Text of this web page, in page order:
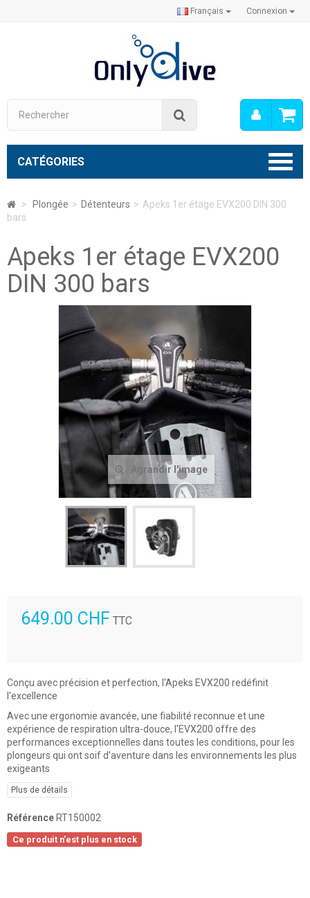
Connexion
Français
Mon
CATÉGORIES
> Plongée > Détenteurs > Apeks 1er étage EVX200 DIN 300
bars
Apeks 1er étage EVX200
DIN 300 bars
Agrandir l'image
649.00 CHF TTC
Conçu avec précision et perfection, l'Apeks EVX200 redéfinit
l'excellence
Avec une ergonomie avancée, une fiabilité reconnue et une
expérience de respiration ultra-douce, l'EVX200 offre des
performances exceptionnelles dans toutes les conditions, pour les
plongeurs qui ont soif d'aventure dans les environnements les plus
exigeants
Plus de détails
Référence RT150002
Ce produit n'est plus en stock